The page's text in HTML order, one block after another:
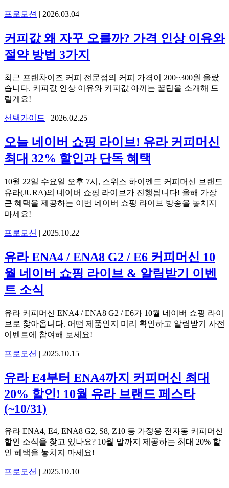
프로모션 | 2026.03.04
커피값 왜 자꾸 오를까? 가격 인상 이유와
절약 방법 3가지
최근 프랜차이즈 커피 전문점의 커피 가격이 200~300원 올랐
습니다. 커피값 인상 이유와 커피값 아끼는 꿀팁을 소개해 드
릴게요!
선택가이드 | 2026.02.25
오늘 네이버 쇼핑 라이브! 유라 커피머신
최대 32% 할인과 단독 혜택
10월 22일 수요일 오후 7시, 스위스 하이엔드 커피머신 브랜드
유라(JURA)의 네이버 쇼핑 라이브가 진행됩니다! 올해 가장
큰 혜택을 제공하는 이번 네이버 쇼핑 라이브 방송을 놓치지
마세요!
프로모션 | 2025.10.22
유라 ENA4 / ENA8 G2 / E6 커피머신 10
월 네이버 쇼핑 라이브 & 알림받기 이벤
트 소식
유라 커피머신 ENA4 / ENA8 G2 / E6가 10월 네이버 쇼핑 라이
브로 찾아옵니다. 어떤 제품인지 미리 확인하고 알림받기 사전
이벤트에 참여해 보세요!
프로모션 | 2025.10.15
유라 E4부터 ENA4까지 커피머신 최대
20% 할인! 10월 유라 브랜드 페스타
(~10/31)
유라 ENA4, E4, ENA8 G2, S8, Z10 등 가정용 전자동 커피머신
할인 소식을 찾고 있나요? 10월 말까지 제공하는 최대 20% 할
인 혜택을 놓치지 마세요!
프로모션 | 2025.10.10